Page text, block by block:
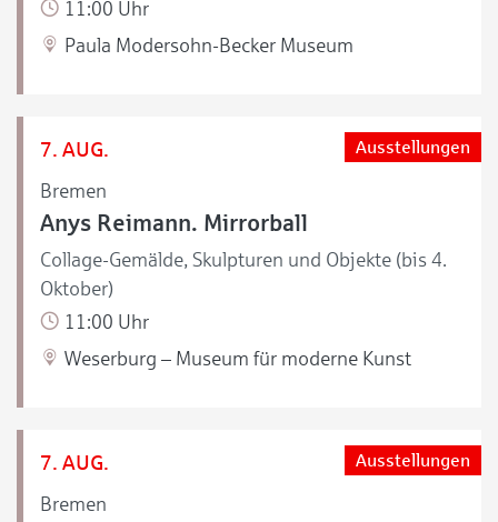
11:00 Uhr
Paula Modersohn-Becker Museum
7. AUG.
Bremen
Ausstellungen
Anys Reimann. Mirrorball
Collage-Gemälde, Skulpturen und Objekte (bis 4.
Oktober)
11:00 Uhr
Weserburg – Museum für moderne Kunst
7. AUG.
Bremen
Ausstellungen